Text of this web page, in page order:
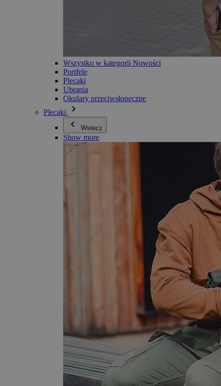
Wszystko w kategorii Nowości
Portfele
Plecaki
Ubrania
Okulary przeciwsłoneczne
Plecaki
Wstecz
Show more